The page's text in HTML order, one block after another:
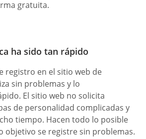
gratuita.
ha sido tan rápido
registro en el sitio web de
sin problemas y lo
El sitio web no solicita
de personalidad complicadas y
tiempo. Hacen todo lo posible
objetivo se registre sin problemas.